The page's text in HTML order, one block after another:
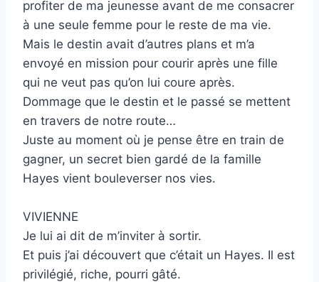
profiter de ma jeunesse avant de me consacrer
à une seule femme pour le reste de ma vie.
Mais le destin avait d’autres plans et m’a
envoyé en mission pour courir après une fille
qui ne veut pas qu’on lui coure après.
Dommage que le destin et le passé se mettent
en travers de notre route…
Juste au moment où je pense être en train de
gagner, un secret bien gardé de la famille
Hayes vient bouleverser nos vies.
VIVIENNE
Je lui ai dit de m’inviter à sortir.
Et puis j’ai découvert que c’était un Hayes. Il est
privilégié, riche, pourri gâté.